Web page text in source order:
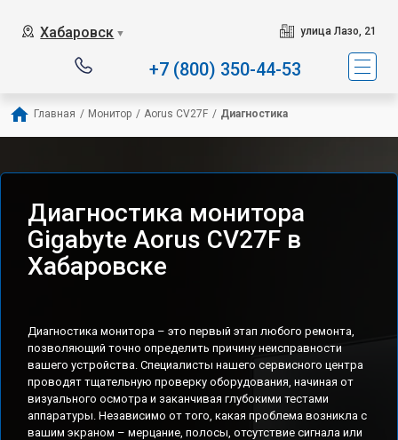
Хабаровск ▼ улица Лазо, 21
+7 (800) 350-44-53
Главная / Монитор / Aorus CV27F / Диагностика
Диагностика монитора
Gigabyte Aorus CV27F в
Хабаровске
Диагностика монитора – это первый этап любого ремонта,
позволяющий точно определить причину неисправности
вашего устройства. Специалисты нашего сервисного центра
проводят тщательную проверку оборудования, начиная от
визуального осмотра и заканчивая глубокими тестами
аппаратуры. Независимо от того, какая проблема возникла с
вашим экраном – мерцание, полосы, отсутствие сигнала или